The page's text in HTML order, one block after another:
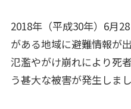
2018年（平成30年）6月
がある地域に避難情報が
氾濫やがけ崩れにより死
う甚大な被害が発生しまし